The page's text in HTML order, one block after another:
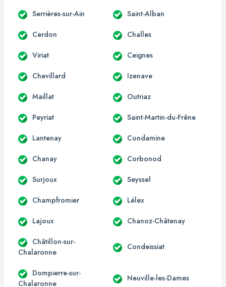
Serrières-sur-Ain Saint-Alban
Cerdon Challes
Viriat Ceignes
Chevillard Izenave
Maillat Outriaz
Peyriat Saint-Martin-du-Frêne
Lantenay Condamine
Chanay Corbonod
Surjoux Seyssel
Champfromier Lélex
Lajoux Chanoz-Châtenay
Châtillon-sur-
Chalaronne
Condeissiat
Dompierre-sur-
Chalaronne
Neuville-les-Dames